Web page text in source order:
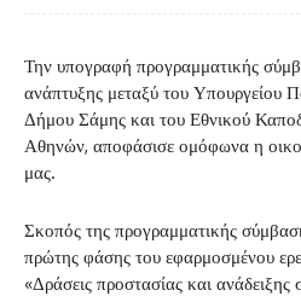
Την υπογραφή προγραμματικής
ανάπτυξης μεταξύ του Υπουργείου
Δήμου Σάμης και του Εθνικού
Αθηνών, αποφάσισε ομόφωνα η
μας.
Σκοπός της προγραμματικής
πρώτης φάσης του εφαρμοσμένου
«Δράσεις προστασίας και